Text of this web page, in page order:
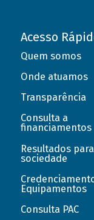
Acesso
Quem somos
Onde atuamos
Transparência
Consulta a
financiamentos
Resultados
sociedade
Equipamentos
Consulta PAC